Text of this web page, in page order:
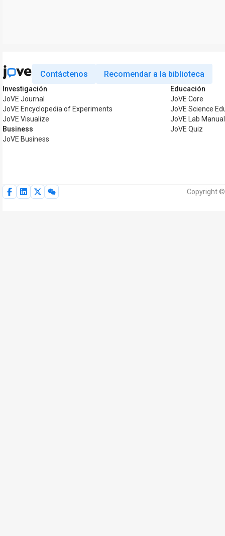
Contáctenos Recomendar a la biblioteca
Investigación
JoVE Journal
JoVE Encyclopedia of Experiments
JoVE Visualize
Business
JoVE Business
Educación
JoVE Core
JoVE Science
JoVE Lab Manual
JoVE Quiz
Copyright